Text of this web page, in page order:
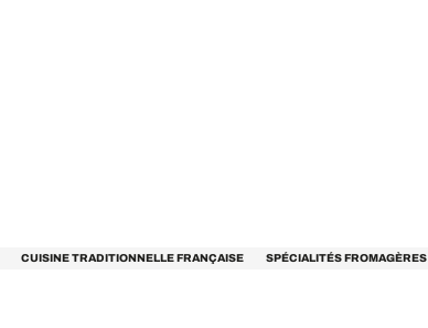
CUISINE TRADITIONNELLE FRANÇAISE SPÉCIALITÉS FROMAGÈRES